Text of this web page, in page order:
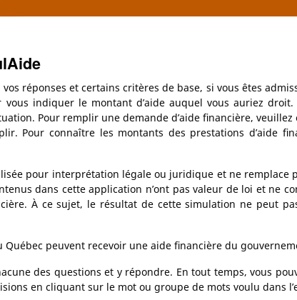
réponses et certains critères de base, si vous êtes
vous indiquer le montant d’aide auquel vous auriez
Pour remplir une demande d’aide financière,
Pour connaître les montants des prestations d’aide
pour interprétation légale ou juridique et ne remplace
dans cette application n’ont pas valeur de loi et ne
À ce sujet, le résultat de cette simulation ne peut
Québec peuvent recevoir une aide financière du
des questions et y répondre. En tout temps, vous
en cliquant sur le mot ou groupe de mots voulu dans